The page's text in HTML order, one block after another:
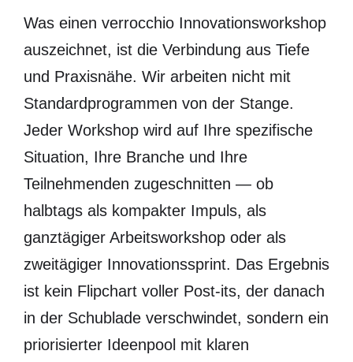
Was einen verrocchio Innovationsworkshop
auszeichnet, ist die Verbindung aus Tiefe
und Praxisnähe. Wir arbeiten nicht mit
Standardprogrammen von der Stange.
Jeder Workshop wird auf Ihre spezifische
Situation, Ihre Branche und Ihre
Teilnehmenden zugeschnitten — ob
halbtags als kompakter Impuls, als
ganztägiger Arbeitsworkshop oder als
zweitägiger Innovationssprint. Das Ergebnis
ist kein Flipchart voller Post-its, der danach
in der Schublade verschwindet, sondern ein
priorisierter Ideenpool mit klaren